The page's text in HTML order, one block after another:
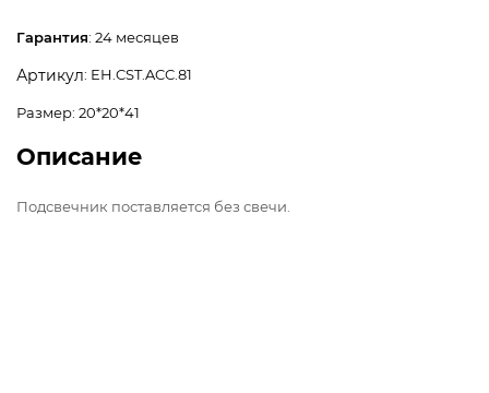
Гарантия: 24 месяцев
Артикул: EH.CST.ACC.81
Размер: 20*20*41
Описание
Подсвечник поставляется без свечи.